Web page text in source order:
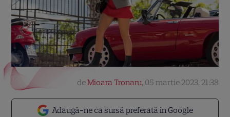
Adaugă-ne ca sursă preferată în Google
deMioara Tronaru, 05 martie 2023, 21:38